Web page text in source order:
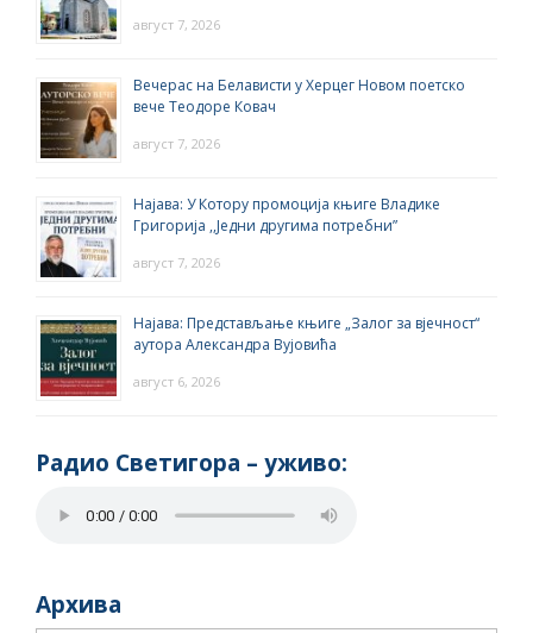
август 7, 2026
Вечерас на Белависти у Херцег Новом поетско
вече Теодоре Ковач
август 7, 2026
Најава: У Котору промоција књиге Владике
Григорија ,,Једни другима потребни”
август 7, 2026
Најава: Представљање књиге „Залог за вјечност“
аутора Александра Вујовића
август 6, 2026
Радио Светигора – yживо:
Архива